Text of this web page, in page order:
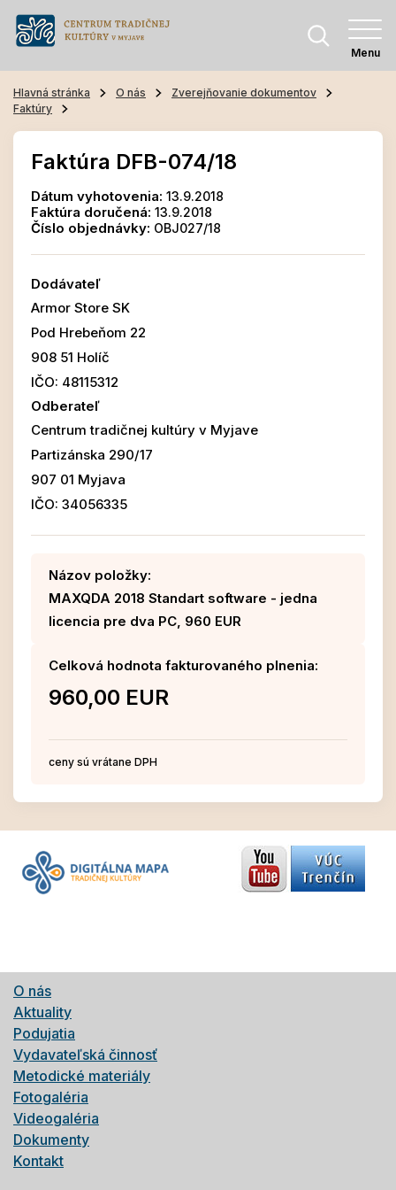
Menu
Hlavná stránka O nás
Zverejňovanie dokumentov
Faktúry
Faktúra DFB-074/18
Dátum vyhotovenia: 13.9.2018
Faktúra doručená: 13.9.2018
Číslo objednávky: OBJ027/18
Dodávateľ
Armor Store SK
Pod Hrebeňom 22
908 51 Holíč
IČO: 48115312
Odberateľ
Centrum tradičnej kultúry v Myjave
Partizánska 290/17
907 01 Myjava
IČO: 34056335
Názov položky:
MAXQDA 2018 Standart software - jedna
licencia pre dva PC, 960 EUR
Celková hodnota fakturovaného plnenia:
960,00 EUR
ceny sú vrátane DPH
O nás
Aktuality
Podujatia
Vydavateľská činnosť
Metodické materiály
Fotogaléria
Videogaléria
Dokumenty
Kontakt